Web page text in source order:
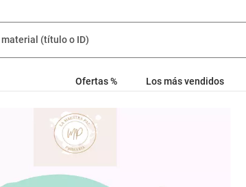
Ofertas % Los más vendidos